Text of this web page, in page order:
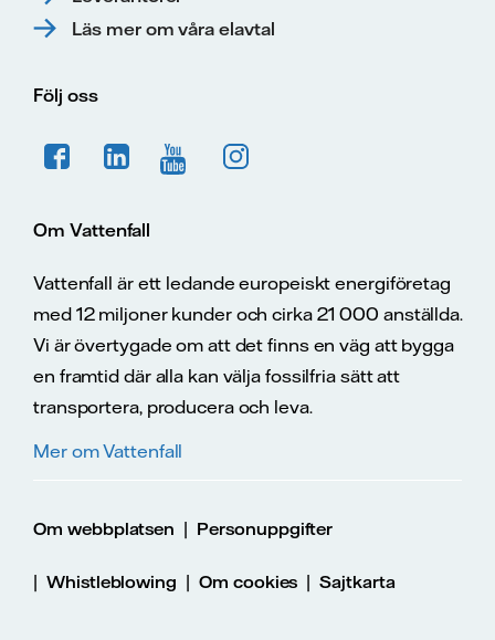
Läs mer om våra elavtal
Följ oss
Om Vattenfall
Vattenfall är ett ledande europeiskt energiföretag
med 12 miljoner kunder och cirka 21 000 anställda.
Vi är övertygade om att det finns en väg att bygga
en framtid där alla kan välja fossilfria sätt att
transportera, producera och leva.
Mer om Vattenfall
Om webbplatsen | Personuppgifter
| Whistleblowing | Om cookies |Sajtkarta